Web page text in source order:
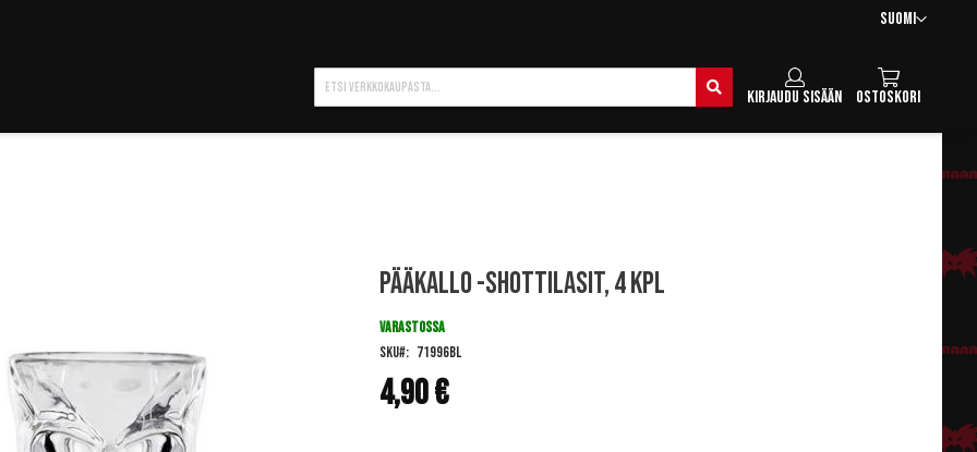
Kieli
Suomi
Ostoskori
Kirjaudu sisään
Hae
Pääkallo -shottilasit, 4 kpl
4,90 €
VARASTOSSA
SKU
71996BL